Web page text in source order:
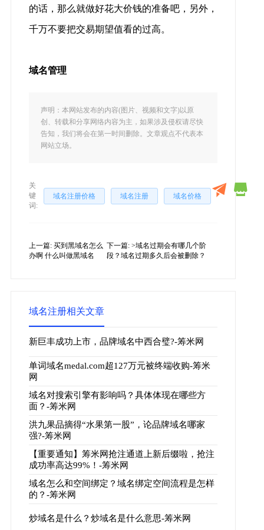
的话，那么就做好花大价钱的准备吧，另外，
千万不要把交易期望值看的过高。
域名管理
声明：本网站发布的内容(图片、视频和文字)以原
创、转载和分享网络内容为主，如果涉及侵权请尽快
告知，我们将会在第一时间删除。文章观点不代表本
网站立场。
关
键
词:
域名注册价格 域名注册 域名价格
上一篇: 买到黑域名怎么
办啊 什么叫做黑域名
下一篇:>域名过期会有哪几个阶
段？域名过期多久后会被删除？
域名注册相关文章
新巨丰成功上市，品牌域名中西合璧?-筹米网
单词域名medal.com超127万元被终端收购-筹米
网
域名对搜索引擎有影响吗？具体体现在哪些方
面？-筹米网
洪九果品摘得“水果第一股”，论品牌域名哪家
强?-筹米网
【重要通知】筹米网抢注通道上新后缀啦，抢注
成功率高达99%！-筹米网
域名怎么和空间绑定？域名绑定空间流程是怎样
的？-筹米网
炒域名是什么？炒域名是什么意思-筹米网